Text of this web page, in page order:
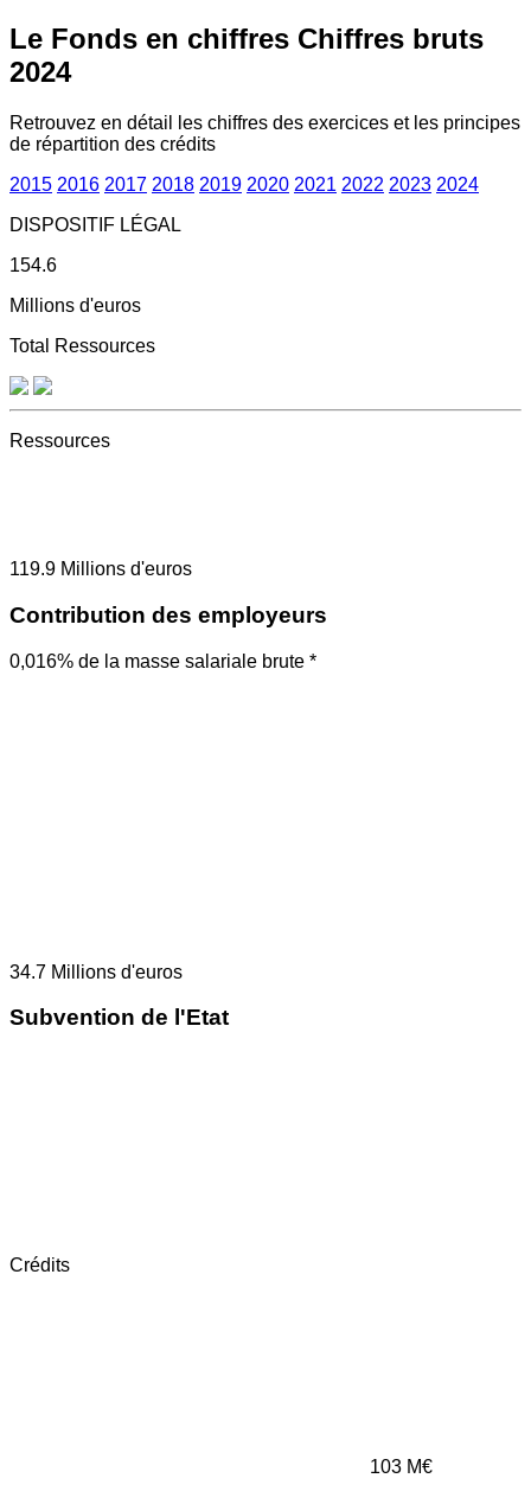
Le Fonds en chiffres Chiffres bruts
2024
Retrouvez en détail les chiffres des exercices et les principes
de répartition des crédits
2015 2016 2017 2018 2019 2020 2021 2022 2023 2024
DISPOSITIF LÉGAL
154.6
Millions d'euros
Total Ressources
Ressources
119.9 Millions d'euros
Contribution des employeurs
0,016% de la masse salariale brute *
34.7 Millions d'euros
Subvention de l'Etat
Crédits
103 M€